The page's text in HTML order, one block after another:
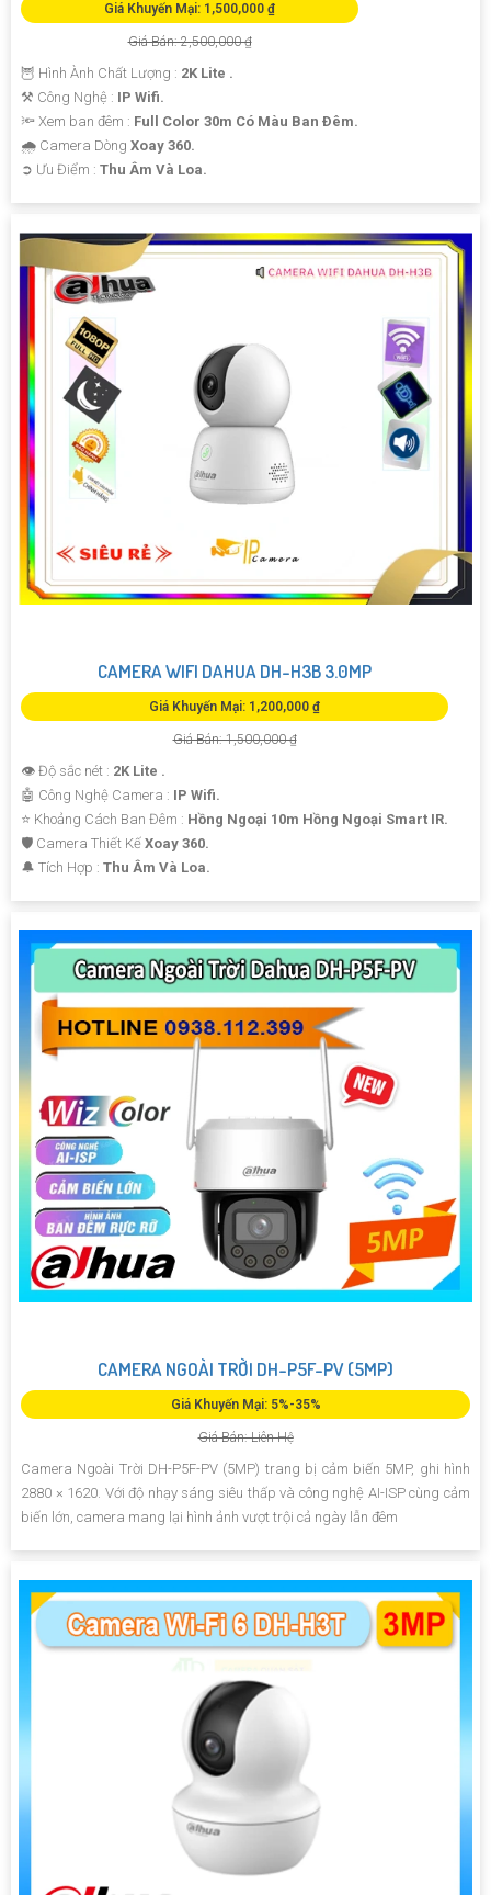
Giá Khuyến Mại: 1,500,000 ₫
Giá Bán: 2,500,000 ₫
🦉 Hình Ành Chất Lượng : 2K Lite .
⚒ Công Nghệ : IP Wifi.
🔦 Xem ban đêm : Full Color 30m Có Màu Ban Ðêm.
🌧️ Camera Dòng Xoay 360.
️➲ Ưu Điểm : Thu Âm Và Loa.
CAMERA WIFI DAHUA DH-H3B 3.0MP
Giá Khuyến Mại: 1,200,000 ₫
Giá Bán: 1,500,000 ₫
👁 Độ sắc nét : 2K Lite .
🤖️ Công Nghệ Camera : IP Wifi.
⭐ Khoảng Cách Ban Đêm : Hồng Ngoại 10m Hồng Ngoại Smart IR.
🛡 Camera Thiết Kế Xoay 360.
️🔔 Tích Hợp : Thu Âm Và Loa.
CAMERA NGOÀI TRỜI DH-P5F-PV (5MP)
Giá Khuyến Mại: 5%-35%
Giá Bán: Liên Hệ
Camera Ngoài Trời DH-P5F-PV (5MP) trang bị cảm biến 5MP, ghi hình
2880 × 1620. Với độ nhạy sáng siêu thấp và công nghệ AI-ISP cùng cảm
biến lớn, camera mang lại hình ảnh vượt trội cả ngày lẫn đêm